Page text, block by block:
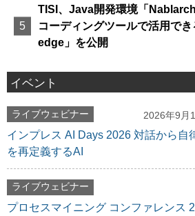
TISI、Java開発環境「
コーディングツールで活用で
edge」を公開
イベント
ライブウェビナー 2026年9月
インプレス AI Days 2026 対話から自
を再定義するAI
ライブウェビナー
プロセスマイニング コンファレンス